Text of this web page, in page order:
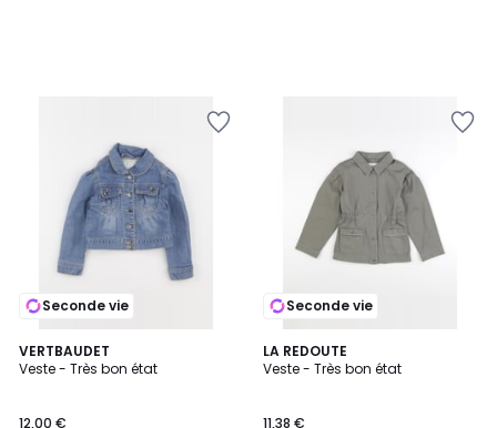
Seconde vie
VERTBAUDET
Veste - Très bon état
12,00 €
Seconde vie
LA REDOUTE
Veste - Très bon état
11,38 €